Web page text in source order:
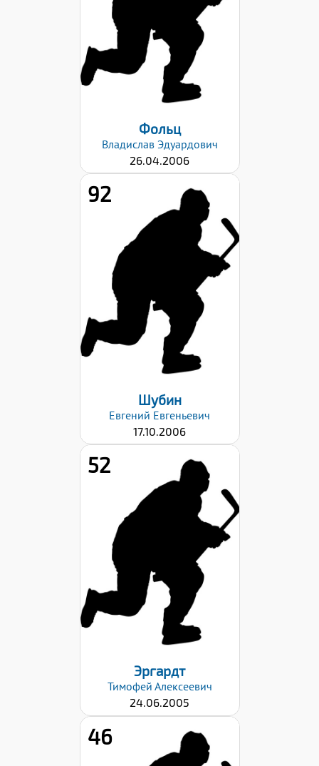
Левый
Дата заявки:
29.08.2022
Фольц
Владислав Эдуардович
26.04.2006
92
Рост:
Правый
Дата заявки:
29.08.2022
Шубин
Евгений Евгеньевич
17.10.2006
52
Рост:
Левый
Дата заявки:
29.08.2022
Эргардт
Тимофей Алексеевич
24.06.2005
46